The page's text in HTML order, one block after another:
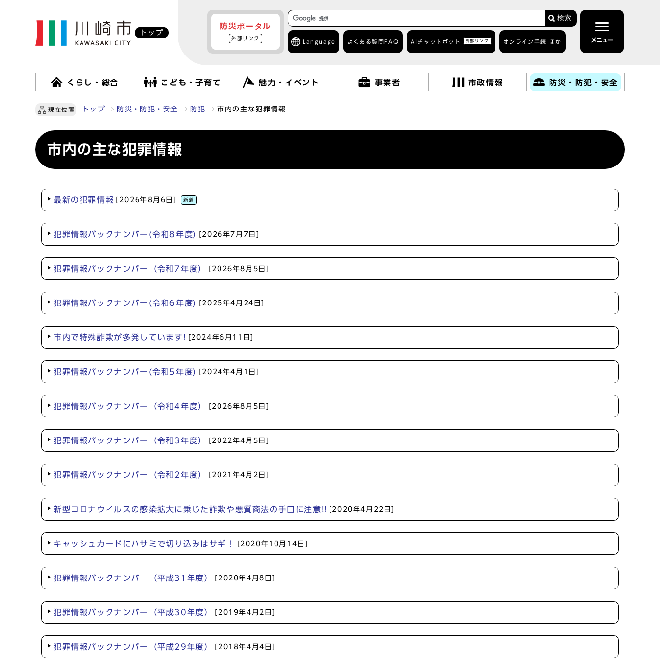
トップ
防災ポータル
外部リンク
検索
Language よくある質問 FAQ AIチャットボット 外部リンク オンライン手続 ほか メニュー
くらし・総合 こども・子育て 魅力・イベント 事業者 市政情報 防災・防犯・安全
現在位置 トップ 防災・防犯・安全 防犯 市内の主な犯罪情報
市内の主な犯罪情報
最新の犯罪情報 [2026年8月6日] 新着
犯罪情報バックナンバー(令和8年度) [2026年7月7日]
犯罪情報バックナンバー（令和7年度） [2026年8月5日]
犯罪情報バックナンバー(令和6年度) [2025年4月24日]
市内で特殊詐欺が多発しています! [2024年6月11日]
犯罪情報バックナンバー(令和5年度) [2024年4月1日]
犯罪情報バックナンバー（令和4年度） [2026年8月5日]
犯罪情報バックナンバー（令和3年度） [2022年4月5日]
犯罪情報バックナンバー（令和2年度） [2021年4月2日]
新型コロナウイルスの感染拡大に乗じた詐欺や悪質商法の手口に注意!! [2020年4月22日]
キャッシュカードにハサミで切り込みはサギ！ [2020年10月14日]
犯罪情報バックナンバー（平成31年度） [2020年4月8日]
犯罪情報バックナンバー（平成30年度） [2019年4月2日]
犯罪情報バックナンバー（平成29年度） [2018年4月4日]